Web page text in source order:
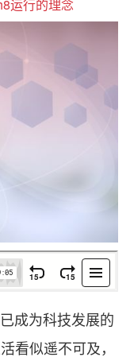
运行的理念
成为科技发展的
看似遥不可及，